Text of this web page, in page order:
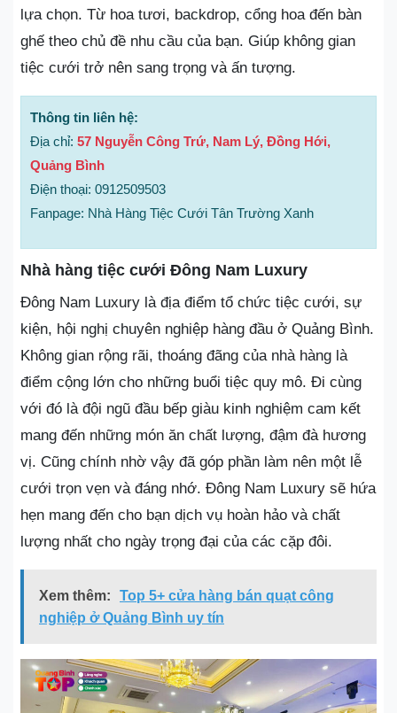
lựa chọn. Từ hoa tươi, backdrop, cổng hoa đến bàn
ghế theo chủ đề nhu cầu của bạn. Giúp không gian
tiệc cưới trở nên sang trọng và ấn tượng.
Thông tin liên hệ:
Địa chỉ: 57 Nguyễn Công Trứ, Nam Lý, Đồng Hới,
Quảng Bình
Điện thoại: 0912509503
Fanpage: Nhà Hàng Tiệc Cưới Tân Trường Xanh
Nhà hàng tiệc cưới Đông Nam Luxury
Đông Nam Luxury là địa điểm tổ chức tiệc cưới, sự
kiện, hội nghị chuyên nghiệp hàng đầu ở Quảng Bình.
Không gian rộng rãi, thoáng đãng của nhà hàng là
điểm cộng lớn cho những buổi tiệc quy mô. Đi cùng
với đó là đội ngũ đầu bếp giàu kinh nghiệm cam kết
mang đến những món ăn chất lượng, đậm đà hương
vị. Cũng chính nhờ vậy đã góp phần làm nên một lễ
cưới trọn vẹn và đáng nhớ. Đông Nam Luxury sẽ hứa
hẹn mang đến cho bạn dịch vụ hoàn hảo và chất
lượng nhất cho ngày trọng đại của các cặp đôi.
Xem thêm:
Top 5+ cửa hàng bán quạt công
nghiệp ở Quảng Bình uy tín